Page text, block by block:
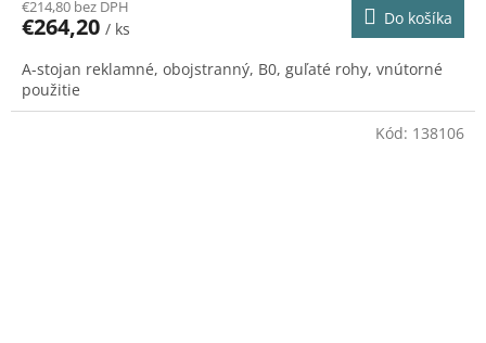
M
€214,80 bez DPH
€264,20 / ks
Do košíka
A-stojan reklamné, obojstranný, B0, guľaté rohy, vnútorné
použitie
Kód: 138106